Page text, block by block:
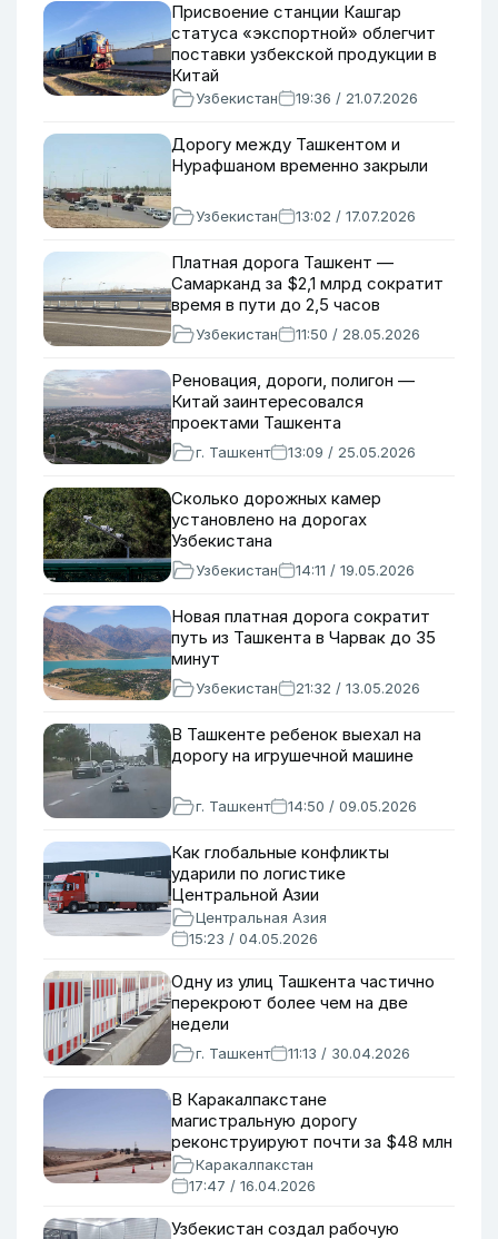
Присвоение станции Кашгар
статуса «экспортной» облегчит
поставки узбекской продукции в
Китай
Узбекистан 19:36 / 21.07.2026
Дорогу между Ташкентом и
Нурафшаном временно закрыли
Узбекистан 13:02 / 17.07.2026
Платная дорога Ташкент —
Самарканд за $2,1 млрд сократит
время в пути до 2,5 часов
Узбекистан 11:50 / 28.05.2026
Реновация, дороги, полигон —
Китай заинтересовался
проектами Ташкента
г. Ташкент 13:09 / 25.05.2026
Сколько дорожных камер
установлено на дорогах
Узбекистана
Узбекистан 14:11 / 19.05.2026
Новая платная дорога сократит
путь из Ташкента в Чарвак до 35
минут
Узбекистан 21:32 / 13.05.2026
В Ташкенте ребенок выехал на
дорогу на игрушечной машине
г. Ташкент 14:50 / 09.05.2026
Как глобальные конфликты
ударили по логистике
Центральной Азии
Центральная Азия
15:23 / 04.05.2026
Одну из улиц Ташкента частично
перекроют более чем на две
недели
г. Ташкент 11:13 / 30.04.2026
В Каракалпакстане
магистральную дорогу
реконструируют почти за $48 млн
Каракалпакстан
17:47 / 16.04.2026
Узбекистан создал рабочую